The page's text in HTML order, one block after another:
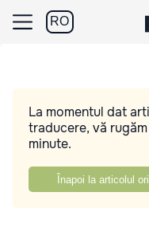
RO
La momentul dat
traducere, vă
minute.
Înapoi la articolul